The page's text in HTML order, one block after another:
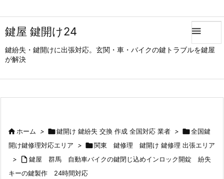
鍵屋 鍵開け24
鍵紛失・鍵開けに出張対応。玄関・車・バイクの鍵トラブルを鍵屋
が解決

ホーム > 鍵開け 鍵紛失 交換 作成 全国対応 業者 > 全国鍵
開け鍵修理対応エリア
> 関東 鍵修理 鍵開け 鍵修理 出張エリア
>  鍵屋 群馬 自動車バイクの鍵閉じ込めインロック開錠 紛失
キーの鍵製作 24時間対応